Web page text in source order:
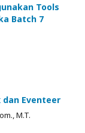
Tools
Batch 7
Eventeer
M.T.